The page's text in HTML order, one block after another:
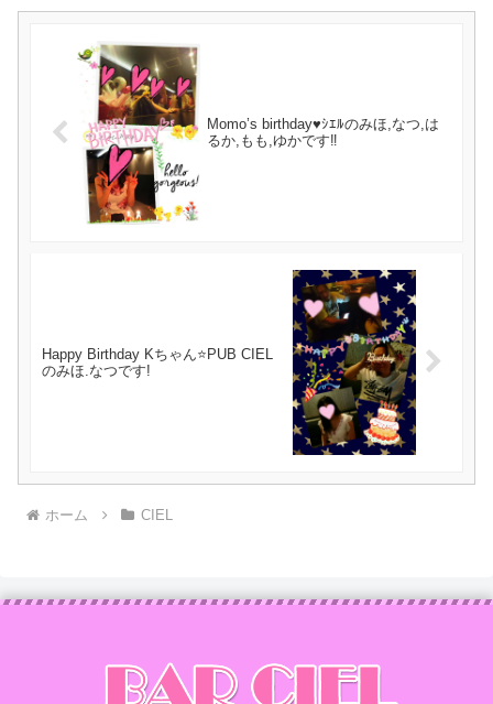
Momo’s birthday♥ｼｴﾙのみほ,なつ,は
るか,もも,ゆかです‼
Happy Birthday Kちゃん⭐PUB CIEL
のみほ.なつです!
ホーム CIEL